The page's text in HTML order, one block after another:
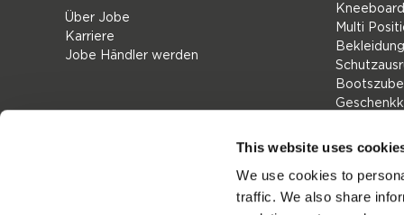
This website uses
We use cookies to
traffic. We also share
Über Jobe
Karriere
Jobe Händler werden
Multi
SALE